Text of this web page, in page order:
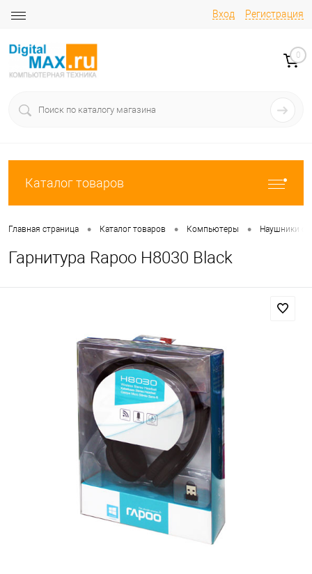
Вход Регистрация
0
Каталог товаров
Главная страница • Каталог товаров • Компьютеры • Наушники с
Гарнитура Rapoo H8030 Black